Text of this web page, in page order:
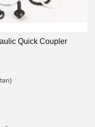
Quick Coupler